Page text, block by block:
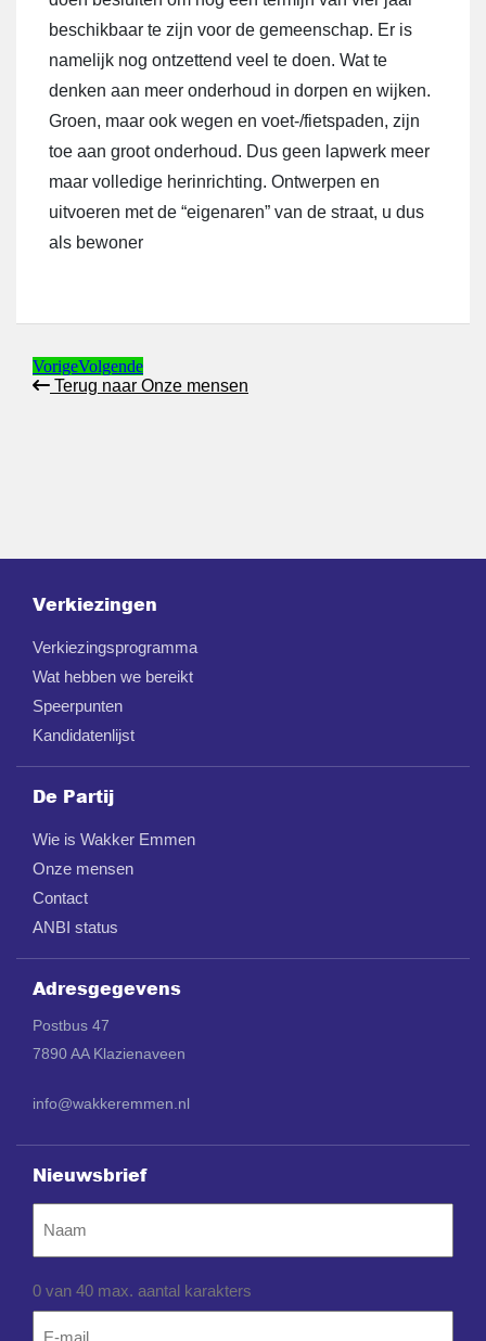
beschikbaar te zijn voor de gemeenschap. Er is
namelijk nog ontzettend veel te doen. Wat te
denken aan meer onderhoud in dorpen en wijken.
Groen, maar ook wegen en voet-/fietspaden, zijn
toe aan groot onderhoud. Dus geen lapwerk meer
maar volledige herinrichting. Ontwerpen en
uitvoeren met de “eigenaren” van de straat, u dus
als bewoner
VorigeVolgende
Terug naar Onze mensen
Verkiezingen
Verkiezingsprogramma
Wat hebben we bereikt
Speerpunten
Kandidatenlijst
De Partij
Wie is Wakker Emmen
Onze mensen
Contact
ANBI status
Adresgegevens
Postbus 47
7890 AA Klazienaveen
info@wakkeremmen.nl
Nieuwsbrief
0 van 40 max. aantal karakters